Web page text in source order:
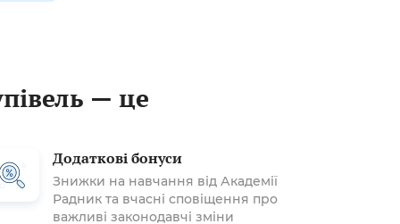
— це
Додаткові бонуси
Знижки на навчання від Академії
Радник та вчасні сповіщення про
важливі законодавчі зміни